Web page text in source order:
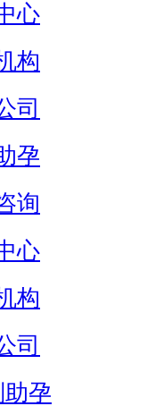
心
构
司
孕
询
心
构
司
孕